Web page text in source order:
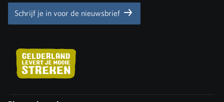
Schrijf je in voor de nieuwsbrief